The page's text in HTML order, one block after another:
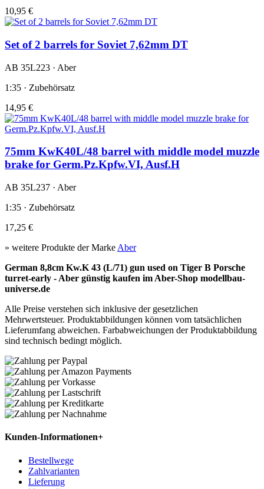
10,95 €
Set of 2 barrels for Soviet 7,62mm DT
AB 35L223 · Aber
1:35 · Zubehörsatz
14,95 €
75mm KwK40L/48 barrel with middle model muzzle
brake for Germ.Pz.Kpfw.VI, Ausf.H
AB 35L237 · Aber
1:35 · Zubehörsatz
17,25 €
» weitere Produkte der Marke Aber
German 8,8cm Kw.K 43 (L/71) gun used on Tiger B Porsche
turret-early - Aber günstig kaufen im Aber-Shop modellbau-
universe.de
Alle Preise verstehen sich inklusive der gesetzlichen
Mehrwertsteuer. Produktabbildungen können vom tatsächlichen
Lieferumfang abweichen. Farbabweichungen der Produktabbildung
sind technisch bedingt möglich.
Kunden-Informationen+
Bestellwege
Zahlvarianten
Lieferung